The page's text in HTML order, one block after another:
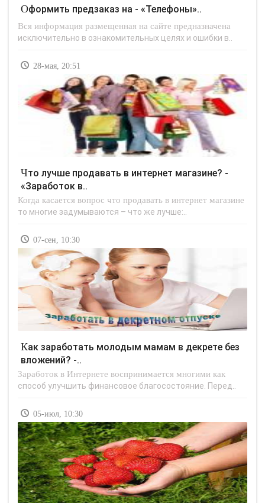
Оформить предзаказ на - «Телефоны»..
Вся информация размещенная на сайте предназначена
исключительно в ознакомительных целях и ошибки в..
28-мая, 20:51
Что лучше продавать в интернет магазине? -
«Заработок в..
Когда касается вопрос что продавать в интернет магазине
то многие задумываются – что же лучше:..
07-сен, 10:30
Как заработать молодым мамам в декрете без
вложений? -..
Заработок в Интернете воспринимается многими как
способ улучшить финансовое благосостояние. Перед..
05-июл, 10:30